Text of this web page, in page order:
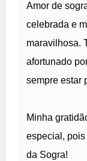
Amor de
celebrada e
maravilhosa.
afortunado
sempre estar
Minha
especial,
da Sogra!